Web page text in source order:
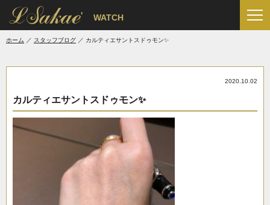
' WATCH
ホーム スタッフブログ カルティエサントスドゥモン✨
2020.10.02
カルティエサントスドゥモン✨